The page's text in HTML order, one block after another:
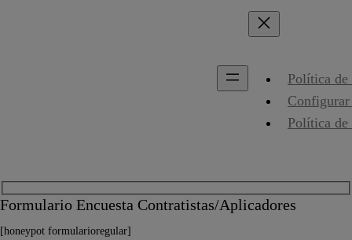
Política de
Política
Formulario Encuesta Contratistas/Aplicadores
[honeypot formularioregular]